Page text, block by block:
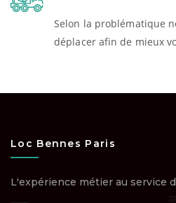
Selon la problématique
déplacer afin de mieux
Loc Bennes Paris
L'expérience métier au service